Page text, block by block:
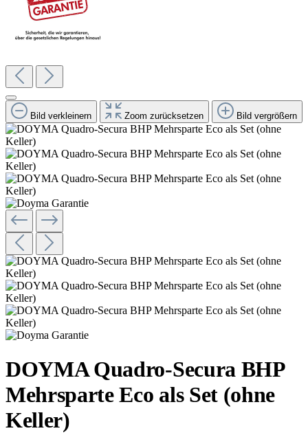
Bild verkleinern Zoom zurücksetzen Bild vergrößern
DOYMA Quadro-Secura BHP
Mehrsparte Eco als Set (ohne
Keller)